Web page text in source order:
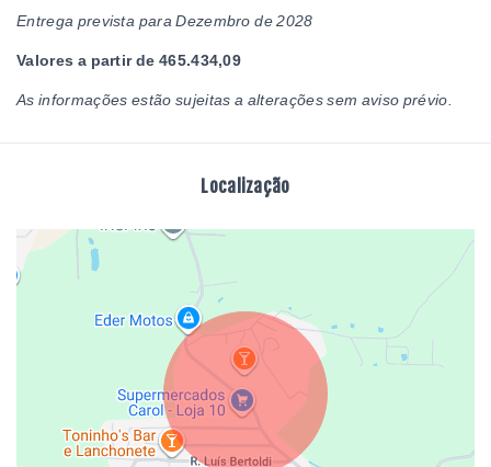
Entrega prevista para Dezembro de 2028
Valores a partir de 465.434,09
As informações estão sujeitas a alterações sem aviso prévio.
Localização